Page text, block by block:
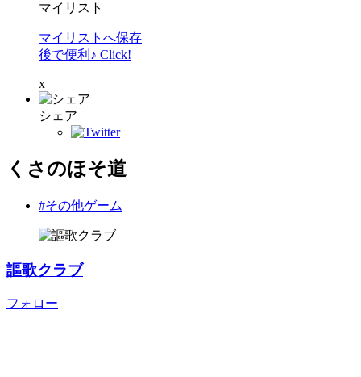
マイリスト
マイリストへ保存
後で便利♪ Click!
x
シェア
くさのほそ道
#その他ゲーム
謳歌クラブ
フォロー